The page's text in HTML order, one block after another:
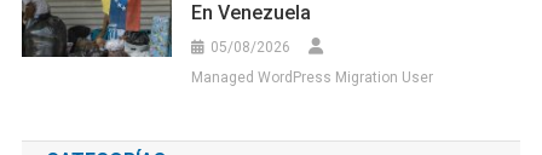
En Venezuela
05/08/2026
Managed WordPress Migration User